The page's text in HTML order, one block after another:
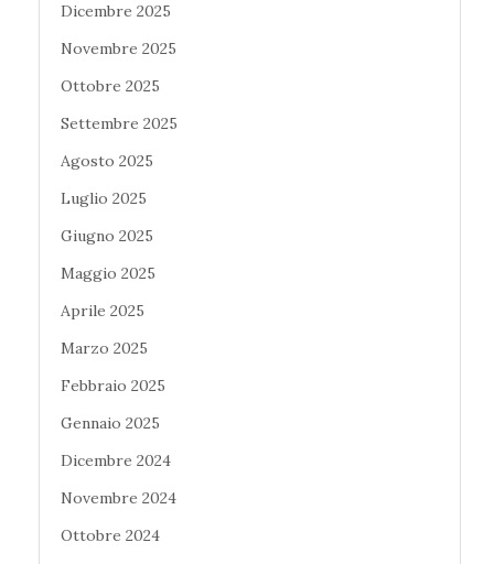
Dicembre 2025
Novembre 2025
Ottobre 2025
Settembre 2025
Agosto 2025
Luglio 2025
Giugno 2025
Maggio 2025
Aprile 2025
Marzo 2025
Febbraio 2025
Gennaio 2025
Dicembre 2024
Novembre 2024
Ottobre 2024